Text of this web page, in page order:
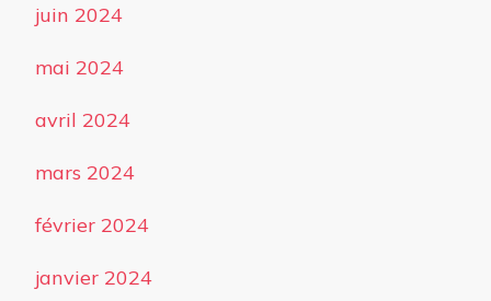
juin 2024
mai 2024
avril 2024
mars 2024
février 2024
janvier 2024